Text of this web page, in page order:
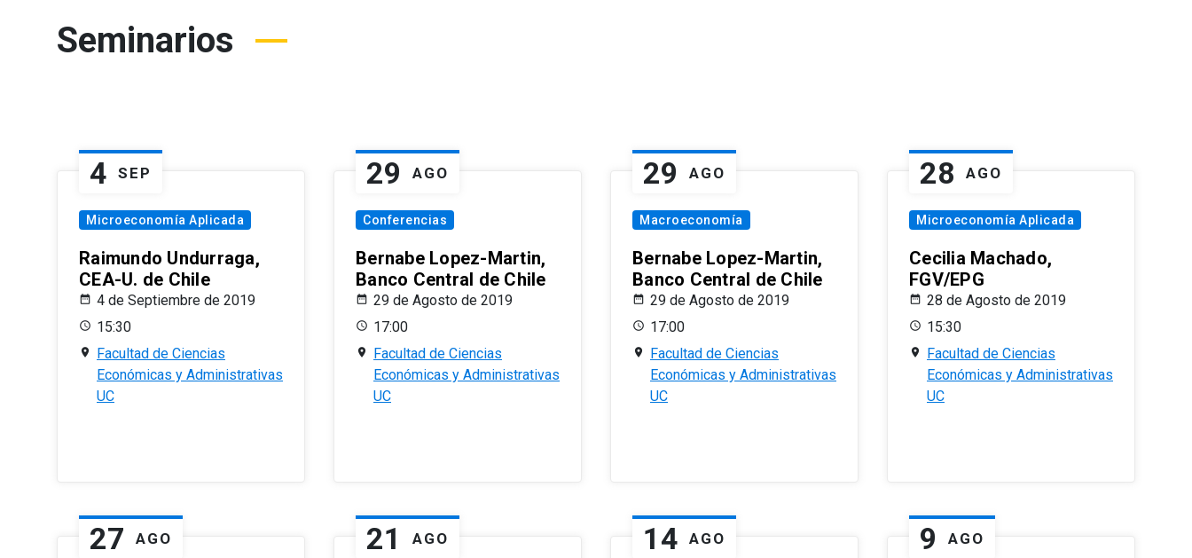
Seminarios
4 SEP
Microeconomía Aplicada
Raimundo Undurraga,
CEA-U. de Chile
4 de Septiembre de 2019
15:30
Facultad de Ciencias
Económicas y Administrativas
UC
29 AGO
Conferencias
Bernabe Lopez-Martin,
Banco Central de Chile
29 de Agosto de 2019
17:00
Facultad de Ciencias
Económicas y Administrativas
UC
29 AGO
Macroeconomía
Bernabe Lopez-Martin,
Banco Central de Chile
29 de Agosto de 2019
17:00
Facultad de Ciencias
Económicas y Administrativas
UC
28 AGO
Microeconomía Aplicada
Cecilia Machado,
FGV/EPG
28 de Agosto de 2019
15:30
Facultad de Ciencias
Económicas y Administrativas
UC
27 AGO 21 AGO 14 AGO 9 AGO